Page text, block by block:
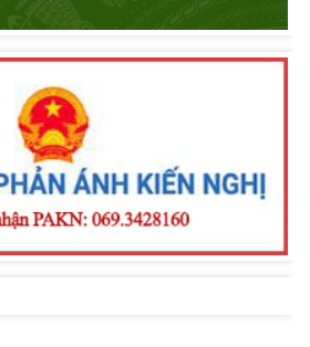
đường thủy và phòng chống đuối
nước